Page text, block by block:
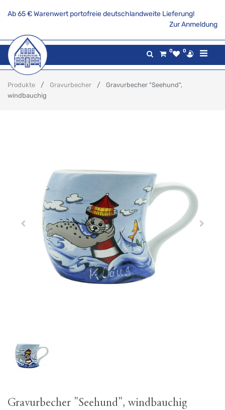
Ab 65 € Warenwert portofreie deutschlandweite Lieferung!
Zur Anmeldung
0 0
Produkte Gravurbecher
Gravurbecher "Seehund",
windbauchig
Gravurbecher "Seehund", windbauchig